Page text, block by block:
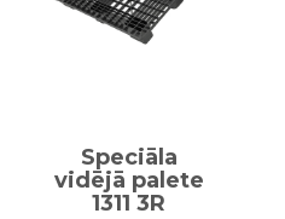
Speciāla
vidējā palete
1311 3R